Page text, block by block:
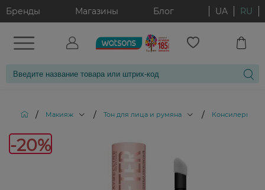
Бренды Магазины Блог UA RU
/ Макияж / Тон для лица и румяна / Консилеры
-20%